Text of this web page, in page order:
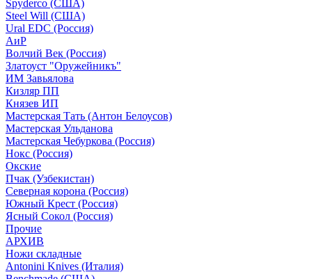
Spyderco (США)
Steel Will (США)
Ural EDC (Россия)
АиР
Волчий Век (Россия)
Златоуст "Оружейникъ"
ИМ Завьялова
Кизляр ПП
Князев ИП
Мастерская Тать (Антон Белоусов)
Мастерская Ульданова
Мастерская Чебуркова (Россия)
Нокс (Россия)
Окские
Пчак (Узбекистан)
Северная корона (Россия)
Южный Крест (Россия)
Ясный Сокол (Россия)
Прочие
АРХИВ
Ножи складные
Antonini Knives (Италия)